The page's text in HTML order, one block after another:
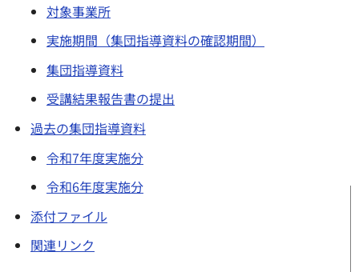
対象事業所
実施期間（集団指導資料の確認期間）
集団指導資料
受講結果報告書の提出
過去の集団指導資料
令和7年度実施分
令和6年度実施分
添付ファイル
関連リンク